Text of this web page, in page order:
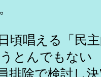
唱える「民主
とんでもない
排除で検討し